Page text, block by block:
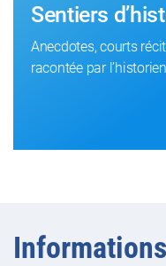
Sentiers
Anecdotes, courts
racontée par